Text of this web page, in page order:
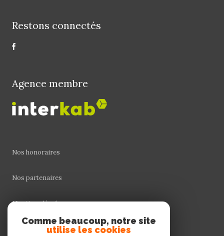
Restons connectés
Agence membre
Nos honoraires
Nos partenaires
Mentions légales
Comme beaucoup, notre site
utilise les cookies